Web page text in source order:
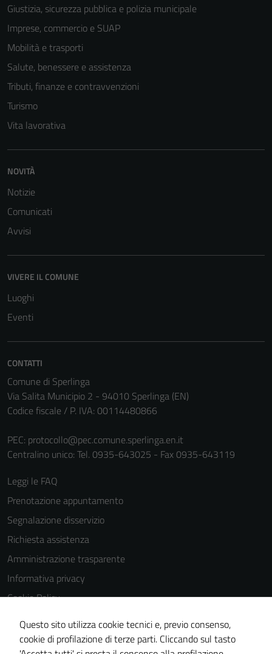
Giustizia, sicurezza pubblica e polizia municipale
Imprese, commercio e SUAP
Mobilità e trasporti
Salute, benessere e assistenza
Tributi, finanze e contravvenzioni
Turismo
Vita lavorativa
NOVITÀ
Notizie
Comunicati
Avvisi
VIVERE IL COMUNE
Luoghi
Eventi
CONTATTI
Comune di Sperlinga
Via Salita Municipio 2 - 94010 Sperlinga (EN)
Codice fiscale / P. IVA: 00114480866
PEC: protocollo@pec.comune.sperlinga.en.it
Centralino unico: Tel. 0935-643025 - Fax 0935-643119
Leggi le FAQ
Prenotazione appuntamento
Segnalazione disservizio
Richiesta assistenza
Amministrazione trasparente
Informativa privacy
Cookie Policy
Note legali
Dichiarazione di accessibilità
Questo sito utilizza cookie tecnici e, previo consenso,
cookie di profilazione di terze parti. Cliccando sul tasto